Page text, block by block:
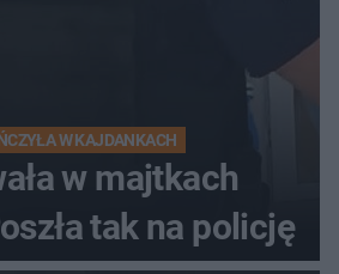
W KAJDANKACH
w majtkach
tak na policję